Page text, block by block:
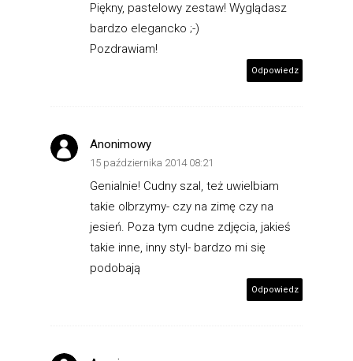
Piękny, pastelowy zestaw! Wyglądasz
bardzo elegancko ;-)
Pozdrawiam!
Odpowiedz
Anonimowy
15 października 2014 08:21
Genialnie! Cudny szal, też uwielbiam
takie olbrzymy- czy na zimę czy na
jesień. Poza tym cudne zdjęcia, jakieś
takie inne, inny styl- bardzo mi się
podobają
Odpowiedz